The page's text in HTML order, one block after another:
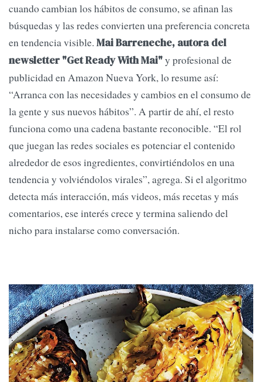
cuando cambian los hábitos de consumo, se afinan las
búsquedas y las redes convierten una preferencia concreta
en tendencia visible. Mai Barreneche, autora del
newsletter "Get Ready With Mai"y profesional de
publicidad en Amazon Nueva York, lo resume así:
“Arranca con las necesidades y cambios en el consumo de
la gente y sus nuevos hábitos”. A partir de ahí, el resto
funciona como una cadena bastante reconocible. “El rol
que juegan las redes sociales es potenciar el contenido
alrededor de esos ingredientes, convirtiéndolos en una
tendencia y volviéndolos virales”, agrega. Si el algoritmo
detecta más interacción, más videos, más recetas y más
comentarios, ese interés crece y termina saliendo del
nicho para instalarse como conversación.